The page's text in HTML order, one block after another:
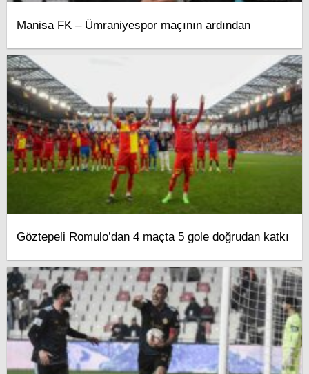
Manisa FK – Ümraniyespor maçının ardından
Göztepeli Romulo’dan 4 maçta 5 gole doğrudan katkı